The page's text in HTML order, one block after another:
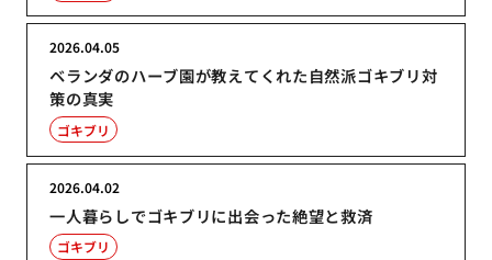
ベランダのハーブ園が教えてくれた自然派ゴキブリ対
策の真実
2026.04.05
ゴキブリ
一人暮らしでゴキブリに出会った絶望と救済
2026.04.02
ゴキブリ